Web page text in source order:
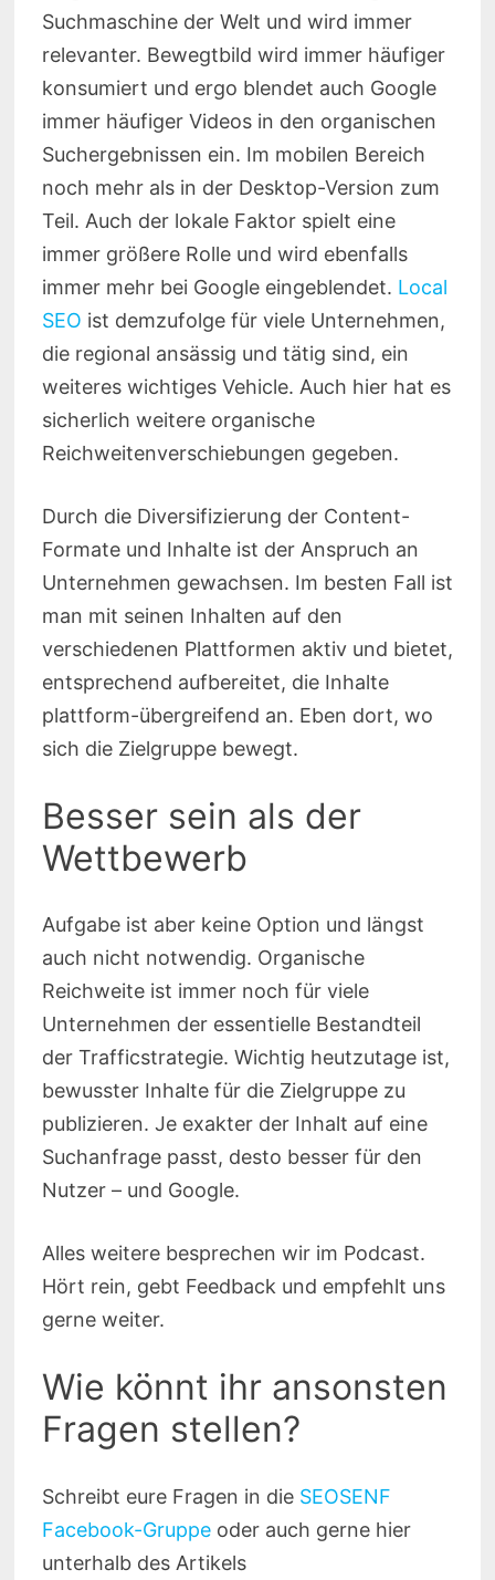
Suchmaschine der Welt und wird immer
relevanter. Bewegtbild wird immer häufiger
konsumiert und ergo blendet auch Google
immer häufiger Videos in den organischen
Suchergebnissen ein. Im mobilen Bereich
noch mehr als in der Desktop-Version zum
Teil. Auch der lokale Faktor spielt eine
immer größere Rolle und wird ebenfalls
immer mehr bei Google eingeblendet. Local
SEO ist demzufolge für viele Unternehmen,
die regional ansässig und tätig sind, ein
weiteres wichtiges Vehicle. Auch hier hat es
sicherlich weitere organische
Reichweitenverschiebungen gegeben.
Durch die Diversifizierung der Content-
Formate und Inhalte ist der Anspruch an
Unternehmen gewachsen. Im besten Fall ist
man mit seinen Inhalten auf den
verschiedenen Plattformen aktiv und bietet,
entsprechend aufbereitet, die Inhalte
plattform-übergreifend an. Eben dort, wo
sich die Zielgruppe bewegt.
Besser sein als der
Wettbewerb
Aufgabe ist aber keine Option und längst
auch nicht notwendig. Organische
Reichweite ist immer noch für viele
Unternehmen der essentielle Bestandteil
der Trafficstrategie. Wichtig heutzutage ist,
bewusster Inhalte für die Zielgruppe zu
publizieren. Je exakter der Inhalt auf eine
Suchanfrage passt, desto besser für den
Nutzer – und Google.
Alles weitere besprechen wir im Podcast.
Hört rein, gebt Feedback und empfehlt uns
gerne weiter.
Wie könnt ihr ansonsten
Fragen stellen?
Schreibt eure Fragen in die SEOSENF
Facebook-Gruppeoder auch gerne hier
unterhalb des Artikels